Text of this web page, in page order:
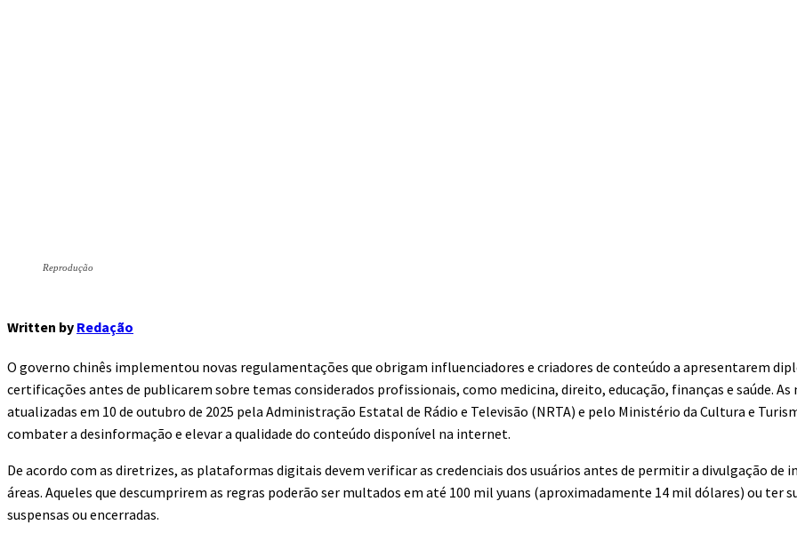
Reprodução
Written by Redação
O governo chinês implementou novas regulamentações que obrigam influenciadores e criadores de conteúdo a apresentarem
certificações antes de publicarem sobre temas considerados profissionais, como medicina, direito, educação, finanças e saúde. As
atualizadas em 10 de outubro de 2025 pela Administração Estatal de Rádio e Televisão (NRTA) e pelo Ministério da Cultura e
combater a desinformação e elevar a qualidade do conteúdo disponível na internet.
De acordo com as diretrizes, as plataformas digitais devem verificar as credenciais dos usuários antes de permitir a divulgação de
áreas. Aqueles que descumprirem as regras poderão ser multados em até 100 mil yuans (aproximadamente 14 mil dólares) ou ter
suspensas ou encerradas.